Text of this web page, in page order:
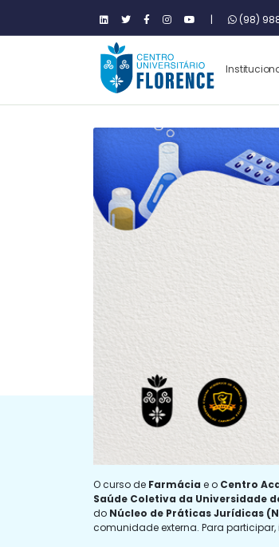
| (98)
O curso de Farmácia e o Centro
Saúde Coletiva da Universidade
do Núcleo de Práticas Jurídicas
comunidade externa. Para